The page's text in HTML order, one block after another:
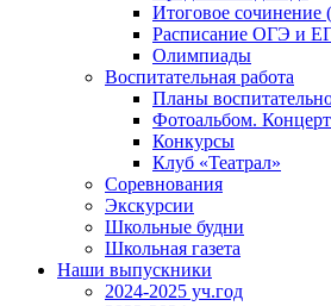
Итоговое сочинение
Расписание ОГЭ и
Олимпиады
Воспитательная работа
Планы
Фотоальбом.
Конкурсы
Клуб «Театрал»
Соревнования
Экскурсии
Школьные будни
Школьная газета
Наши выпускники
2024-2025 уч.год